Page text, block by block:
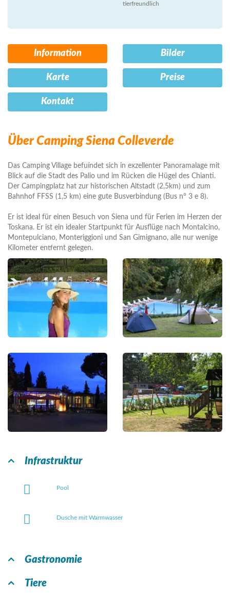
tierfreundlich
Information Bilder
Karte Preise
Kontakt
Über Camping Siena Colleverde
Das Camping Village befuíndet sich in exzellenter Panoramalage mit
Blick auf die Stadt des Palio und im Rücken die Hügel des Chianti.
Der Campingplatz hat zur historischen Altstadt (2,5km) und zum
Bahnhof FFSS (1,5 km) eine gute Busverbindung (Bus n° 3 e 8).
Er ist ideal für einen Besuch von Siena und für Ferien im Herzen der
Toskana. Er ist ein idealer Startpunkt für Ausflüge nach Montalcino,
Montepulciano, Monteriggioni und San Gimignano, alle nur wenige
Kilometer entfernt gelegen.
Infrastruktur
Pool
Dusche mit Warmwasser
Gastronomie
Tiere